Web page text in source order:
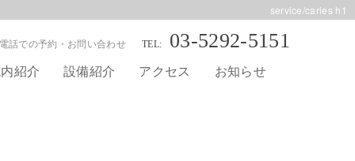
service/caries h1
話での予約・お問い合わせ 03-5292-5151
紹介 設備紹介 アクセス お知らせ